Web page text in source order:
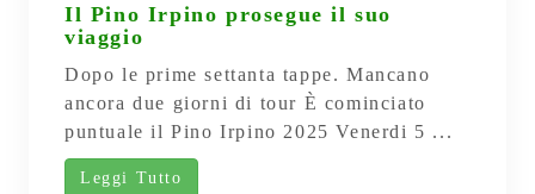
Il Pino Irpino prosegue il suo
viaggio
Dopo le prime settanta tappe. Mancano
ancora due giorni di tour È cominciato
puntuale il Pino Irpino 2025 Venerdi 5 ...
Leggi Tutto